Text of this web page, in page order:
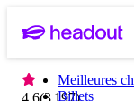
Meilleures
Billets
4,6(3 197)